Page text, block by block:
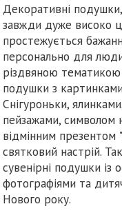
Декоративні
завжди дуже високо
простежується
персонально для
різдвяною
подушки з
Снігуроньки,
пейзажами, символом
відмінним презентом
святковий настрій.
сувенірні подушки із
фотографіями та
Нового року.